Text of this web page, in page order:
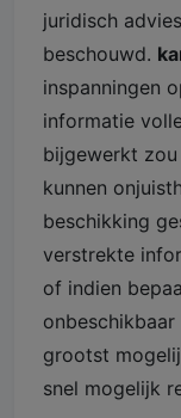
juridisch
beschouwd.
inspanningen
informatie
bijgewerkt zou
kunnen
beschikking
verstrekte
of indien
grootst
snel mogelijk